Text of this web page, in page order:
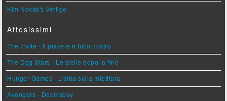
Kim Novak's Vertigo
Attesissimi
The Invite - Il piacere è tutto nostro
The Dog Stars - Le stelle dopo la fine
Hunger Games - L'alba sulla mietitura
Avengers - Doomsday